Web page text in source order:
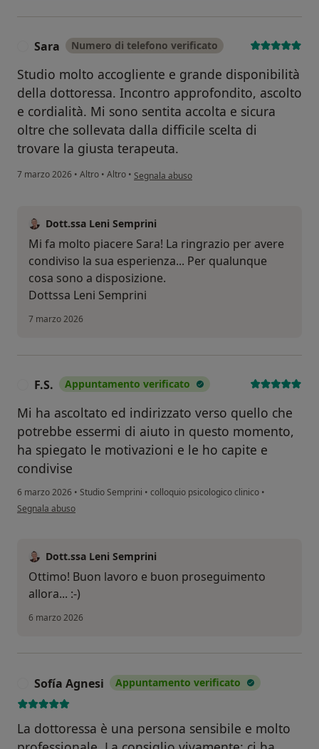
Sara Numero di telefono verificato
Studio molto accogliente e grande disponibilità
della dottoressa. Incontro approfondito, ascolto
e cordialità. Mi sono sentita accolta e sicura
oltre che sollevata dalla difficile scelta di
trovare la giusta terapeuta.
7 marzo 2026 • Altro • Altro • secondo l'opinione dell'utente Sara
Segnala abuso
Dott.ssa Leni Semprini
Mi fa molto piacere Sara! La ringrazio per avere
condiviso la sua esperienza... Per qualunque
cosa sono a disposizione.
Dottssa Leni Semprini
7 marzo 2026
F.S. Appuntamento verificato
Mi ha ascoltato ed indirizzato verso quello che
potrebbe essermi di aiuto in questo momento,
ha spiegato le motivazioni e le ho capite e
condivise
6 marzo 2026 • Studio Semprini • colloquio psicologico clinico •
secondo l'opinione dell'utente F.S.
Segnala abuso
Dott.ssa Leni Semprini
Ottimo! Buon lavoro e buon proseguimento
allora... :-)
6 marzo 2026
Sofía Agnesi Appuntamento verificato
La dottoressa è una persona sensibile e molto